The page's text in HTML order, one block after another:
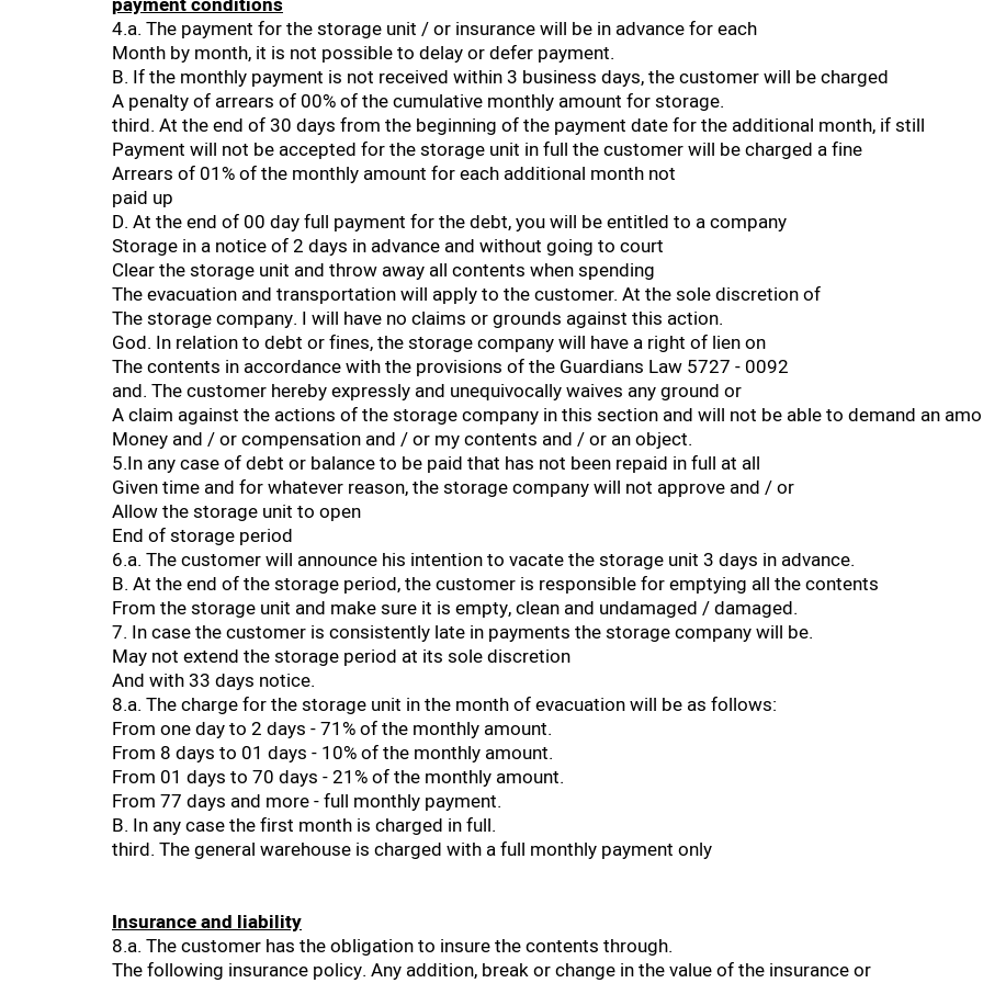
4.a. The payment for the storage unit / or insurance will be in advance for each
Month by month, it is not possible to delay or defer payment.
B. If the monthly payment is not received within 3 business days, the customer will be charged
A penalty of arrears of 00% of the cumulative monthly amount for storage.
third. At the end of 30 days from the beginning of the payment date for the additional month, if still
Payment will not be accepted for the storage unit in full the customer will be charged a fine
Arrears of 01% of the monthly amount for each additional month not
paid up
D. At the end of 00 day full payment for the debt, you will be entitled to a company
Storage in a notice of 2 days in advance and without going to court
Clear the storage unit and throw away all contents when spending
The evacuation and transportation will apply to the customer. At the sole discretion of
The storage company. I will have no claims or grounds against this action.
God. In relation to debt or fines, the storage company will have a right of lien on
The contents in accordance with the provisions of the Guardians Law 5727 - 0092
and. The customer hereby expressly and unequivocally waives any ground or
A claim against the actions of the storage company in this section and will not be able to demand an
Money and / or compensation and / or my contents and / or an object.
5.In any case of debt or balance to be paid that has not been repaid in full at all
Given time and for whatever reason, the storage company will not approve and / or
Allow the storage unit to open
End of storage period
6.a. The customer will announce his intention to vacate the storage unit 3 days in advance.
B. At the end of the storage period, the customer is responsible for emptying all the contents
From the storage unit and make sure it is empty, clean and undamaged / damaged.
7. In case the customer is consistently late in payments the storage company will be.
May not extend the storage period at its sole discretion
And with 33 days notice.
8.a. The charge for the storage unit in the month of evacuation will be as follows:
From one day to 2 days - 71% of the monthly amount.
From 8 days to 01 days - 10% of the monthly amount.
From 01 days to 70 days - 21% of the monthly amount.
From 77 days and more - full monthly payment.
B. In any case the first month is charged in full.
third. The general warehouse is charged with a full monthly payment only
Insurance and liability
8.a. The customer has the obligation to insure the contents through.
The following insurance policy. Any addition, break or change in the value of the insurance or